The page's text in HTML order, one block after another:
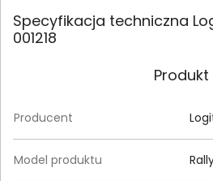
Specyfikacja techniczna
001218
Produkt
Producent
Model produktu